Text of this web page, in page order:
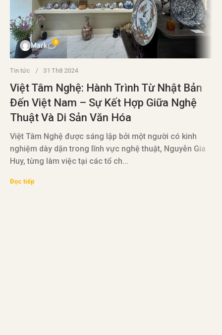
Mark 0
Tin tức 31 Th8 2024
Việt Tâm Nghệ: Hành Trình Từ Nhật Bản
Đến Việt Nam – Sự Kết Hợp Giữa Nghệ
Thuật Và Di Sản Văn Hóa
Việt Tâm Nghệ được sáng lập bởi một người có kinh
nghiệm dày dặn trong lĩnh vực nghệ thuật, Nguyễn Gia
Huy, từng làm việc tại các tổ ch...
Đọc tiếp